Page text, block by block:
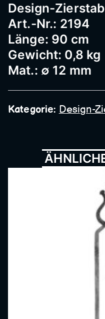
Design-Zierstab
Art.-Nr.: 2194
Länge: 90 cm
Gewicht: 0,8 kg
Mat.: ∅ 12 mm
Kategorie: Design-